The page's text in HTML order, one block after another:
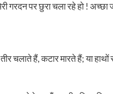
गरदन पर छुरा चला रहे हो !
चलाते हैं, कटार मारते हैं; या हाथों